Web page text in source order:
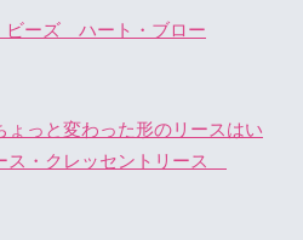
ーズ ハート・ブロー
ょっと変わった形のリースはい
・クレッセントリース